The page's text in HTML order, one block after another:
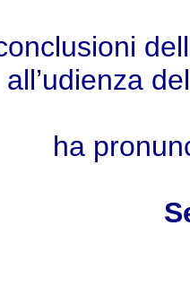
all’udienza
ha